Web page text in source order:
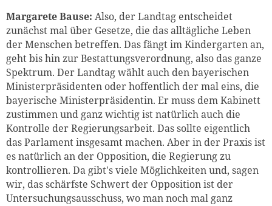
Margarete Bause: Also, der Landtag entscheidet
zunächst mal über Gesetze, die das alltägliche Leben
der Menschen betreffen. Das fängt im Kindergarten an,
geht bis hin zur Bestattungsverordnung, also das ganze
Spektrum. Der Landtag wählt auch den bayerischen
Ministerpräsidenten oder hoffentlich der mal eins, die
bayerische Ministerpräsidentin. Er muss dem Kabinett
zustimmen und ganz wichtig ist natürlich auch die
Kontrolle der Regierungsarbeit. Das sollte eigentlich
das Parlament insgesamt machen. Aber in der Praxis ist
es natürlich an der Opposition, die Regierung zu
kontrollieren. Da gibt's viele Möglichkeiten und, sagen
wir, das schärfste Schwert der Opposition ist der
Untersuchungsausschuss, wo man noch mal ganz